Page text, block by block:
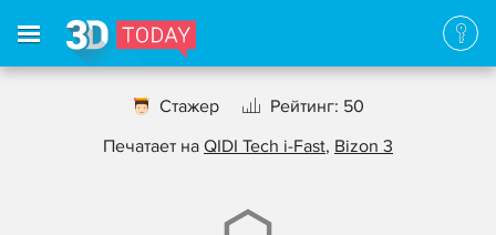
Стажер
Рейтинг: 50
Печатает на QIDI Tech i-Fast, Bizon 3